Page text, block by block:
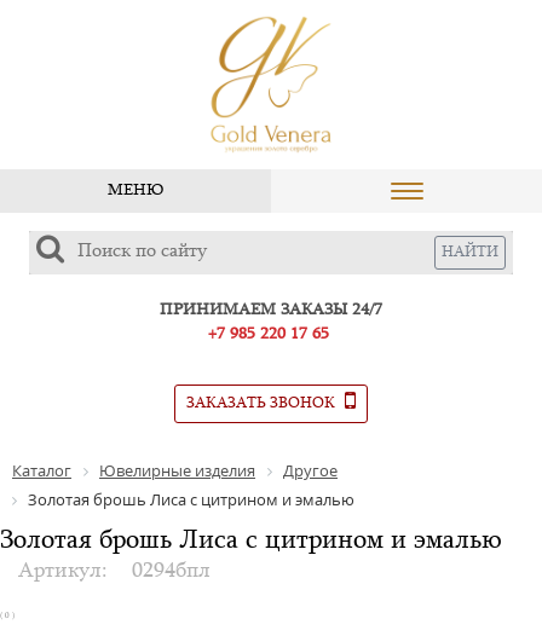
МЕНЮ
ПРИНИМАЕМ ЗАКАЗЫ 24/7
+7 985 220 17 65
ЗАКАЗАТЬ ЗВОНОК
Каталог Ювелирные изделия
Другое
Золотая брошь Лиса с цитрином и эмалью
Золотая брошь Лиса с цитрином и эмалью
Артикул: 0294бпл
( 0 )